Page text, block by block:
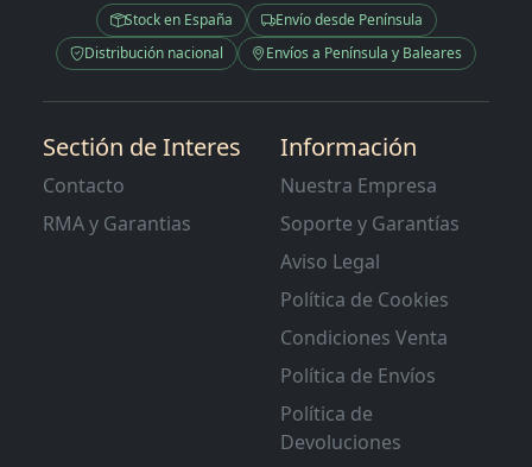
Stock en España
Envío desde Península
Distribución nacional
Envíos a Península y Baleares
Sectión de Interes
Contacto
RMA y Garantias
Información
Nuestra Empresa
Soporte y Garantías
Aviso Legal
Política de Cookies
Condiciones Venta
Política de Envíos
Política de
Devoluciones